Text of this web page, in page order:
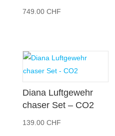
749.00 CHF
Diana Luftgewehr
chaser Set – CO2
139.00 CHF